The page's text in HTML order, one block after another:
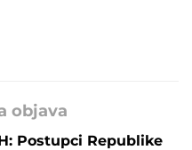
objava
Postupci Republike